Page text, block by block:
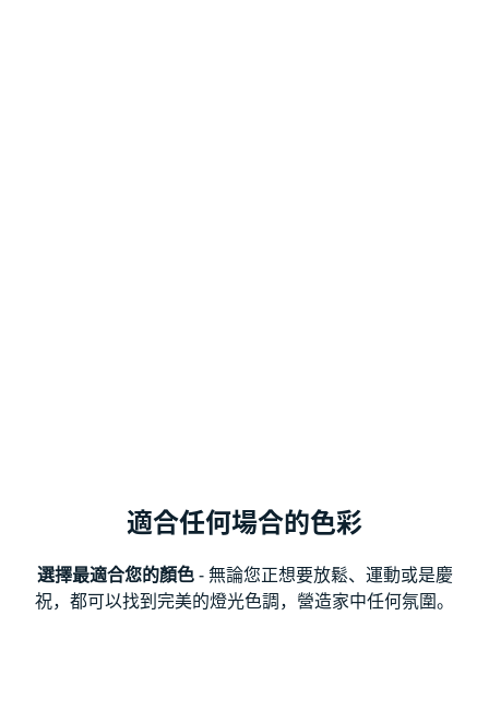
適合任何場合的色彩
選擇最適合您的顏色- 無論您正想要放鬆、運動或是慶
祝，都可以找到完美的燈光色調，營造家中任何氛圍。